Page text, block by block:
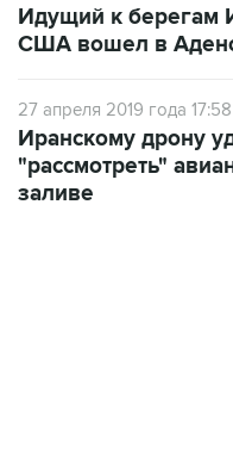
Идущий к берегам
США вошел в
27 апреля 2019 года 17:58
Иранскому дрону
"рассмотреть"
заливе